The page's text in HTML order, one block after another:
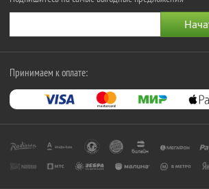
Принимаем к оплате: